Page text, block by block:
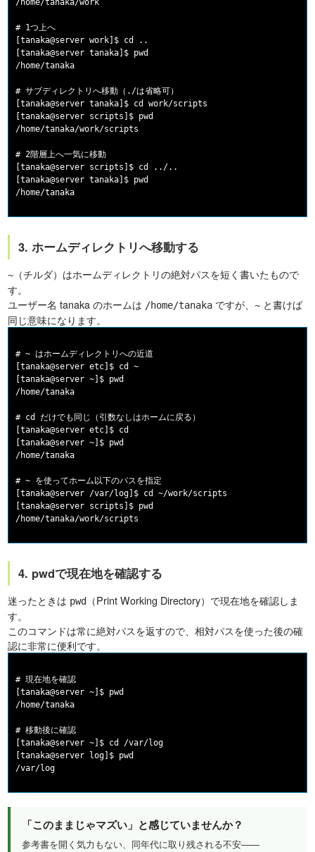
/home/tanaka/work
# 1つ上へ
[tanaka@server work]$ cd ..
[tanaka@server tanaka]$ pwd
/home/tanaka
# サブディレクトリへ移動（./は省略可）
[tanaka@server tanaka]$ cd work/scripts
[tanaka@server scripts]$ pwd
/home/tanaka/work/scripts
# 2階層上へ一気に移動
[tanaka@server scripts]$ cd ../..
[tanaka@server tanaka]$ pwd
3. ホームディレクトリへ移動する
~ （チルダ）はホームディレクトリの絶対パスを短く書いたもので
す。
ユーザー名 tanaka のホームは /home/tanaka ですが、~ と書けば
同じ意味になります。
# ~ はホームディレクトリへの近道
[tanaka@server etc]$ cd ~
[tanaka@server ~]$ pwd
/home/tanaka
# cd だけでも同じ（引数なしはホームに戻る）
[tanaka@server etc]$ cd
[tanaka@server ~]$ pwd
/home/tanaka
# ~ を使ってホーム以下のパスを指定
[tanaka@server /var/log]$ cd ~/work/scripts
[tanaka@server scripts]$ pwd
4. pwdで現在地を確認する
迷ったときは pwd
（Print Working Directory）で現在地を確認しま
す。
このコマンドは常に絶対パスを返すので、相対パスを使った後の確
認に非常に便利です。
# 現在地を確認
[tanaka@server ~]$ pwd
/home/tanaka
# 移動後に確認
[tanaka@server ~]$ cd /var/log
[tanaka@server log]$ pwd
「このままじゃマズい」と感じていませんか？
参考書を開く気力もない、同年代に取り残される不安——